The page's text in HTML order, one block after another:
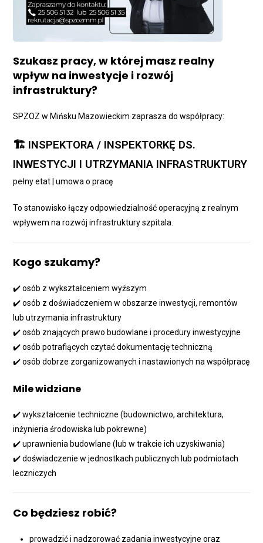
Szukasz pracy, w której masz realny
wpływ na inwestycje i rozwój
infrastruktury?
SPZOZ w Mińsku Mazowieckim zaprasza do współpracy:
🏗️ INSPEKTORA / INSPEKTORKĘ DS.
INWESTYCJI I UTRZYMANIA INFRASTRUKTURY
pełny etat | umowa o pracę
To stanowisko łączy odpowiedzialność operacyjną z realnym
wpływem na rozwój infrastruktury szpitala.
Kogo szukamy?
✔️ osób z wykształceniem wyższym
✔️ osób z doświadczeniem w obszarze inwestycji, remontów
lub utrzymania infrastruktury
✔️ osób znających prawo budowlane i procedury inwestycyjne
✔️ osób potrafiących czytać dokumentację techniczną
✔️ osób dobrze zorganizowanych i nastawionych na współpracę
Mile widziane
✔️ wykształcenie techniczne (budownictwo, architektura,
inżynieria środowiska lub pokrewne)
✔️ uprawnienia budowlane (lub w trakcie ich uzyskiwania)
✔️ doświadczenie w jednostkach publicznych lub podmiotach
leczniczych
Co będziesz robić?
prowadzić i nadzorować zadania inwestycyjne oraz